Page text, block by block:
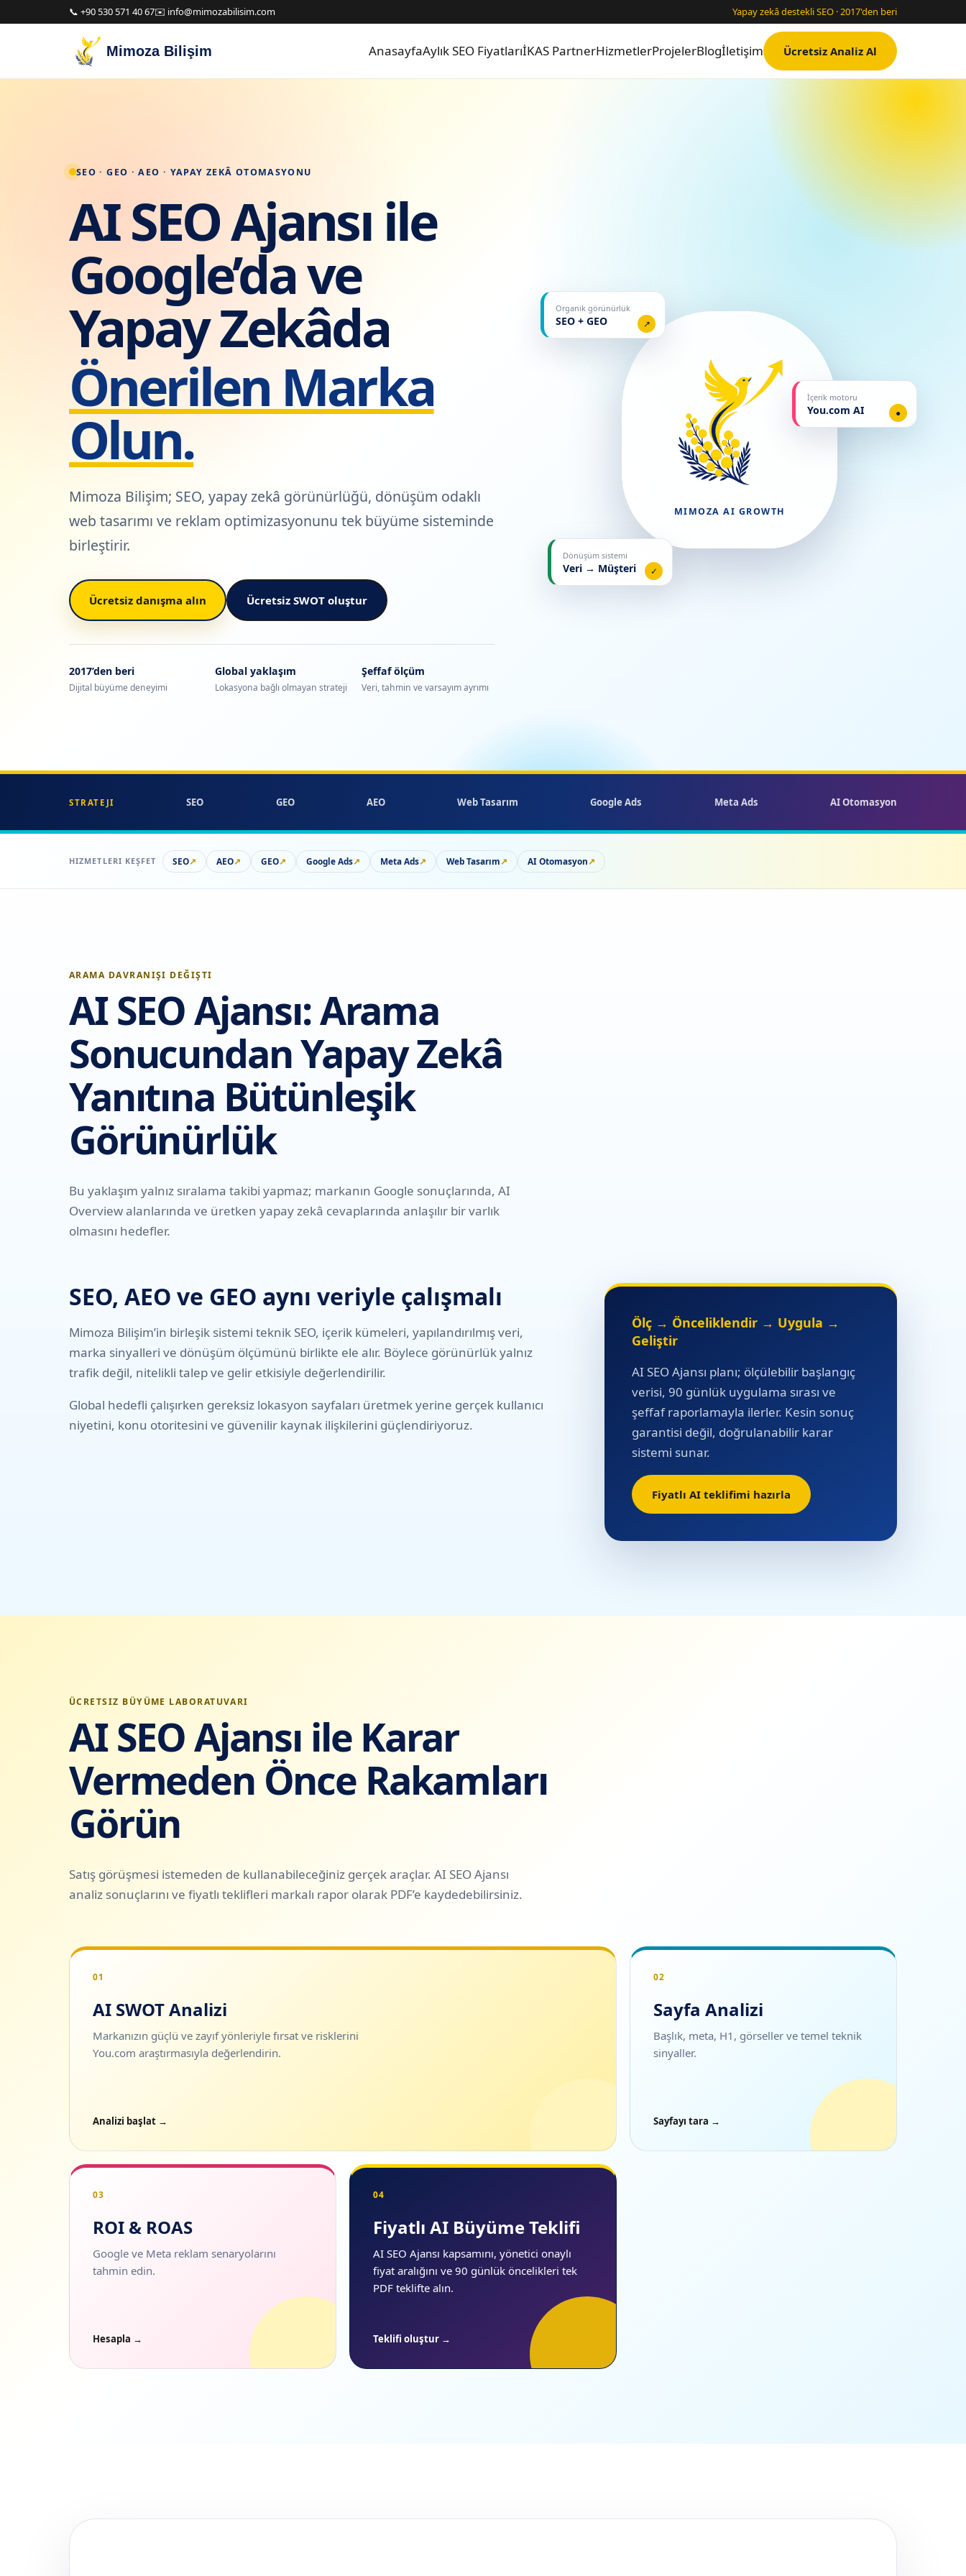
📞 +90 530 571 40 67✉️ info@mimozabilisim.com Yapay zekâ destekli SEO · 2017'den beri
Mimoza Bilişim AnasayfaAylık SEO FiyatlarıİKAS PartnerHizmetlerProjelerBlogİletişim Ücretsiz Analiz Al
SEO · GEO · AEO · YAPAY ZEKÂ OTOMASYONU
AI SEO Ajansı ile
Google’da ve
Yapay Zekâda
Önerilen Marka
Olun.
Mimoza Bilişim; SEO, yapay zekâ görünürlüğü, dönüşüm odaklı
web tasarımı ve reklam optimizasyonunu tek büyüme sisteminde
birleştirir.
Ücretsiz danışma alın Ücretsiz SWOT oluştur
2017’den beri
Dijital büyüme deneyimi
Global yaklaşım
Lokasyona bağlı olmayan strateji
Şeffaf ölçüm
Veri, tahmin ve varsayım ayrımı
MIMOZA AI GROWTH
Organik görünürlük
SEO + GEO ↗
İçerik motoru
You.com AI ●
Dönüşüm sistemi
Veri → Müşteri ✓
STRATEJI SEO GEO AEO Web Tasarım Google Ads Meta Ads AI Otomasyon
HIZMETLERI KEŞFET SEO↗ AEO↗ GEO↗ Google Ads↗ Meta Ads↗ Web Tasarım↗ AI Otomasyon↗
ARAMA DAVRANIŞI DEĞIŞTI
AI SEO Ajansı: Arama
Sonucundan Yapay Zekâ
Yanıtına Bütünleşik
Görünürlük
Bu yaklaşım yalnız sıralama takibi yapmaz; markanın Google sonuçlarında, AI
Overview alanlarında ve üretken yapay zekâ cevaplarında anlaşılır bir varlık
olmasını hedefler.
SEO, AEO ve GEO aynı veriyle çalışmalı
Mimoza Bilişim’in birleşik sistemi teknik SEO, içerik kümeleri, yapılandırılmış veri,
marka sinyalleri ve dönüşüm ölçümünü birlikte ele alır. Böylece görünürlük yalnız
trafik değil, nitelikli talep ve gelir etkisiyle değerlendirilir.
Global hedefli çalışırken gereksiz lokasyon sayfaları üretmek yerine gerçek kullanıcı
niyetini, konu otoritesini ve güvenilir kaynak ilişkilerini güçlendiriyoruz.
Ölç → Önceliklendir → Uygula →
Geliştir
AI SEO Ajansı planı; ölçülebilir başlangıç
verisi, 90 günlük uygulama sırası ve
şeffaf raporlamayla ilerler. Kesin sonuç
garantisi değil, doğrulanabilir karar
sistemi sunar.
Fiyatlı AI teklifimi hazırla
ÜCRETSIZ BÜYÜME LABORATUVARI
AI SEO Ajansı ile Karar
Vermeden Önce Rakamları
Görün
Satış görüşmesi istemeden de kullanabileceğiniz gerçek araçlar. AI SEO Ajansı
analiz sonuçlarını ve fiyatlı teklifleri markalı rapor olarak PDF’e kaydedebilirsiniz.
01
AI SWOT Analizi
Markanızın güçlü ve zayıf yönleriyle fırsat ve risklerini
You.com araştırmasıyla değerlendirin.
Analizi başlat →
02
Sayfa Analizi
Başlık, meta, H1, görseller ve temel teknik
sinyaller.
Sayfayı tara →
03
ROI & ROAS
Google ve Meta reklam senaryolarını
tahmin edin.
Hesapla →
04
Fiyatlı AI Büyüme Teklifi
AI SEO Ajansı kapsamını, yönetici onaylı
fiyat aralığını ve 90 günlük öncelikleri tek
PDF teklifte alın.
Teklifi oluştur →